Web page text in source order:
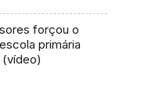
forçou o
primária
(vídeo)